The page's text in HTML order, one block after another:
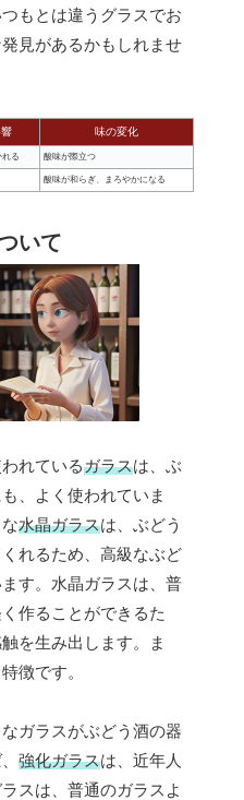
もとは違うグラスでお
見があるかもしれませ
味の変化
れる 酸味が際立つ
酸味が和らぎ、まろやかになる
いて
れているガラスは、ぶ
、よく使われていま
水晶ガラスは、ぶどう
れるため、高級なぶど
す。水晶ガラスは、普
作ることができるた
を生み出します。ま
徴です。
ガラスがぶどう酒の器
強化ガラスは、近年人
スは、普通のガラスよ